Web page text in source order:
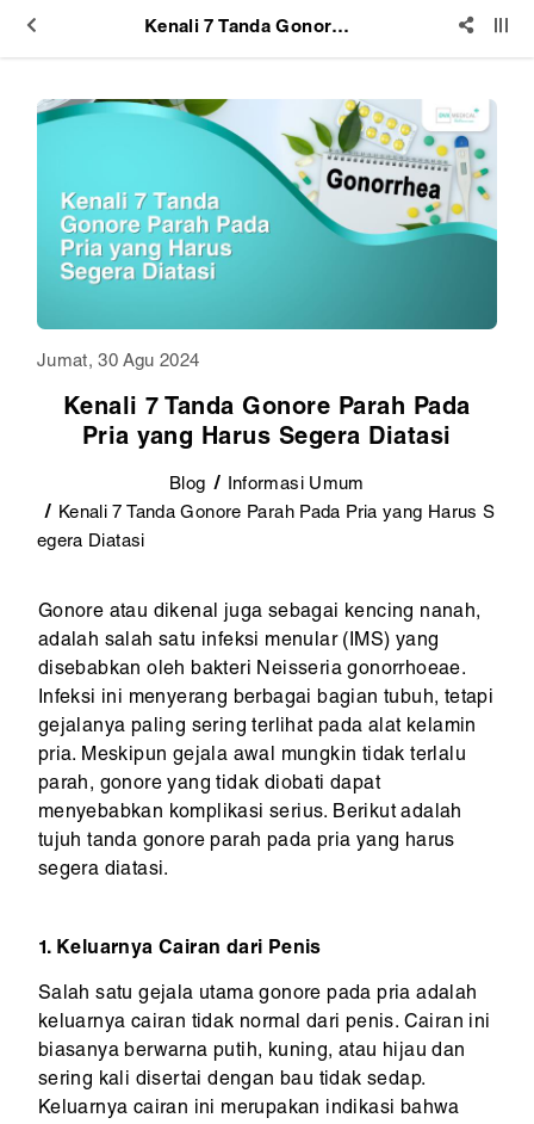
Kenali 7 Tanda Gonore Parah Pada Pria yang Harus Segera Diatasi
Jumat, 30 Agu 2024
Kenali 7 Tanda Gonore Parah Pada
Pria yang Harus Segera Diatasi
Blog
Informasi Umum
Kenali 7 Tanda Gonore Parah Pada Pria yang Harus S
egera Diatasi
Gonore atau dikenal juga sebagai kencing nanah,
adalah salah satu infeksi menular (IMS) yang
disebabkan oleh bakteri Neisseria gonorrhoeae.
Infeksi ini menyerang berbagai bagian tubuh, tetapi
gejalanya paling sering terlihat pada alat kelamin
pria. Meskipun gejala awal mungkin tidak terlalu
parah, gonore yang tidak diobati dapat
menyebabkan komplikasi serius. Berikut adalah
tujuh tanda gonore parah pada pria yang harus
segera diatasi.
1. Keluarnya Cairan dari Penis
Salah satu gejala utama gonore pada pria adalah
keluarnya cairan tidak normal dari penis. Cairan ini
biasanya berwarna putih, kuning, atau hijau dan
sering kali disertai dengan bau tidak sedap.
Keluarnya cairan ini merupakan indikasi bahwa